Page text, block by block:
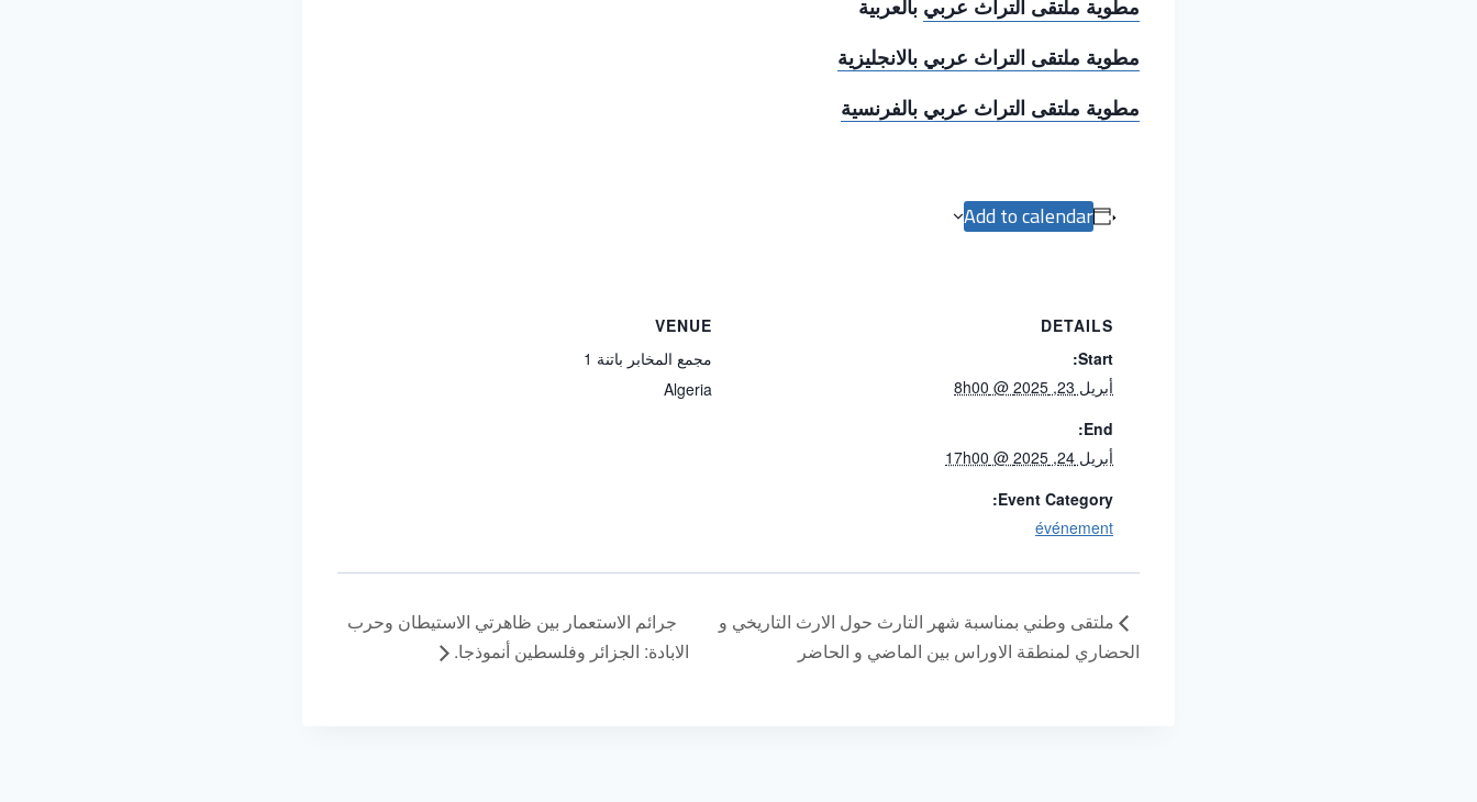
مطوية ملتقى التراث عربي بالعربية
مطوية ملتقى التراث عربي بالانجليزية
مطوية ملتقى التراث عربي بالفرنسية
Add to calendar
DETAILS
Start:
أبريل 23, 2025 @ 8h00
End:
أبريل 24, 2025 @ 17h00
Event Category:
événement
VENUE
مجمع المخابر باتنة 1
Algeria
ملتقى وطني بمناسبة شهر التارث حول الارث التاريخي و
الحضاري لمنطقة الاوراس بين الماضي و الحاضر
جرائم الاستعمار بين ظاهرتي الاستيطان وحرب
الابادة: الجزائر وفلسطين أنموذجا.